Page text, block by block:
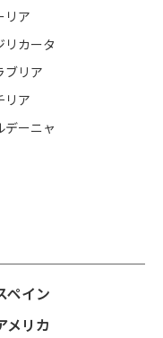
リア
リカータ
ブリア
リア
デーニャ
ペイン
メリカ